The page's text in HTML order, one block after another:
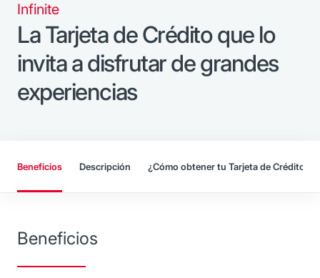
Infinite
La Tarjeta de Crédito que lo
invita a disfrutar de grandes
experiencias
Beneficios Descripción ¿Cómo obtener tu Tarjeta de Crédito?
Beneficios